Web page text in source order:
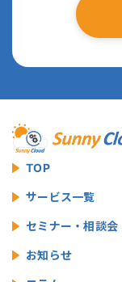
TOP
サービス一覧
セミナー・相談会
お知らせ